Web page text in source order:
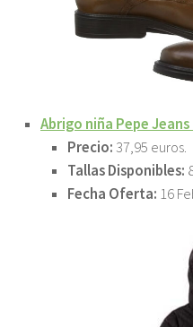
Abrigo niña Pepe
Precio: 37,95 euros.
Tallas Disponibles:
Fecha Oferta: 16